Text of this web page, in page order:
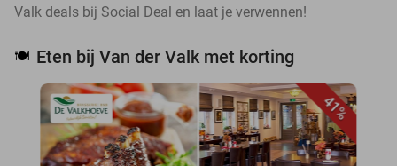
Valk deals bij Social Deal en laat je verwennen!
🍽️ Eten bij Van der Valk met korting
41%